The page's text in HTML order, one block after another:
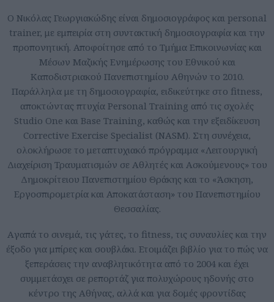
Ο Νικόλας Γεωργιακώδης είναι δημοσιογράφος και personal
trainer, με εμπειρία στη συντακτική δημοσιογραφία και την
προπονητική. Αποφοίτησε από το Τμήμα Επικοινωνίας και
Μέσων Μαζικής Ενημέρωσης του Εθνικού και
Καποδιστριακού Πανεπιστημίου Αθηνών το 2010.
Παράλληλα με τη δημοσιογραφία, ειδικεύτηκε στο fitness,
αποκτώντας πτυχία Personal Training από τις σχολές
Studio One και Base Training, καθώς και την εξειδίκευση
Corrective Exercise Specialist (NASM). Στη συνέχεια,
ολοκλήρωσε το μεταπτυχιακό πρόγραμμα «Λειτουργική
Διαχείριση Τραυματισμών σε Αθλητές και Ασκούμενους» του
Δημοκρίτειου Πανεπιστημίου Θράκης και το «Άσκηση,
Εργοσπιρομετρία και Αποκατάσταση» του Πανεπιστημίου
Θεσσαλίας.
Aγαπά το σινεμά, τις γάτες, το fitness, τις συναυλίες και την
έξοδο για μπίρες και σουβλάκι. Ετοιμάζει βιβλίο για το πώς να
ξεπεράσεις την αναβλητικότητα από το 2004 και έχει
συμμετάσχει σε ρεπορτάζ για πολυχώρους ηδονής στο
κέντρο της Αθήνας, αλλά και για δομές φροντίδας